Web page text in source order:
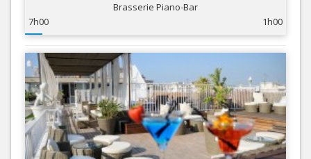
Brasserie Piano-Bar
7h00
1h00